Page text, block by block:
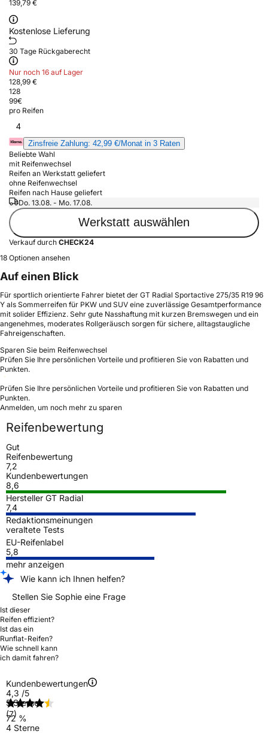
139,79 €
Kostenlose Lieferung
30 Tage Rückgaberecht
Nur noch 16 auf Lager
128,99 €
128
99€
pro Reifen
4
Zinsfreie Zahlung: 42,99 €/Monat in 3 Raten
Beliebte Wahl
mit Reifenwechsel
Reifen an Werkstatt geliefert
ohne Reifenwechsel
Reifen nach Hause geliefert
Do. 13.08. - Mo. 17.08.
Werkstatt auswählen
Verkauf durch CHECK24
18 Optionen ansehen
Auf einen Blick
Für sportlich orientierte Fahrer bietet der GT Radial Sportactive 275/35 R19 96
Y als Sommerreifen für PKW und SUV eine zuverlässige Gesamtperformance
mit solider Effizienz. Sehr gute Nasshaftung mit kurzen Bremswegen und ein
angenehmes, moderates Rollgeräusch sorgen für sichere, alltagstaugliche
Fahreigenschaften.
Sparen Sie beim Reifenwechsel
Prüfen Sie Ihre persönlichen Vorteile und profitieren Sie von Rabatten und
Punkten.
Prüfen Sie Ihre persönlichen Vorteile und profitieren Sie von Rabatten und
Punkten.
Anmelden, um noch mehr zu sparen
Reifenbewertung
Gut
Reifenbewertung
7,2
Kundenbewertungen
8,6
Hersteller GT Radial
7,4
Redaktionsmeinungen
veraltete Tests
EU-Reifenlabel
5,8
mehr anzeigen
Wie kann ich Ihnen helfen?
Stellen Sie Sophie eine Frage
Ist dieser
Reifen effizient?
Ist das ein
Runflat-Reifen?
Wie schnell kann
ich damit fahren?
Kundenbewertungen
4,3 /5
(7)
5 Sterne
72 %
4 Sterne